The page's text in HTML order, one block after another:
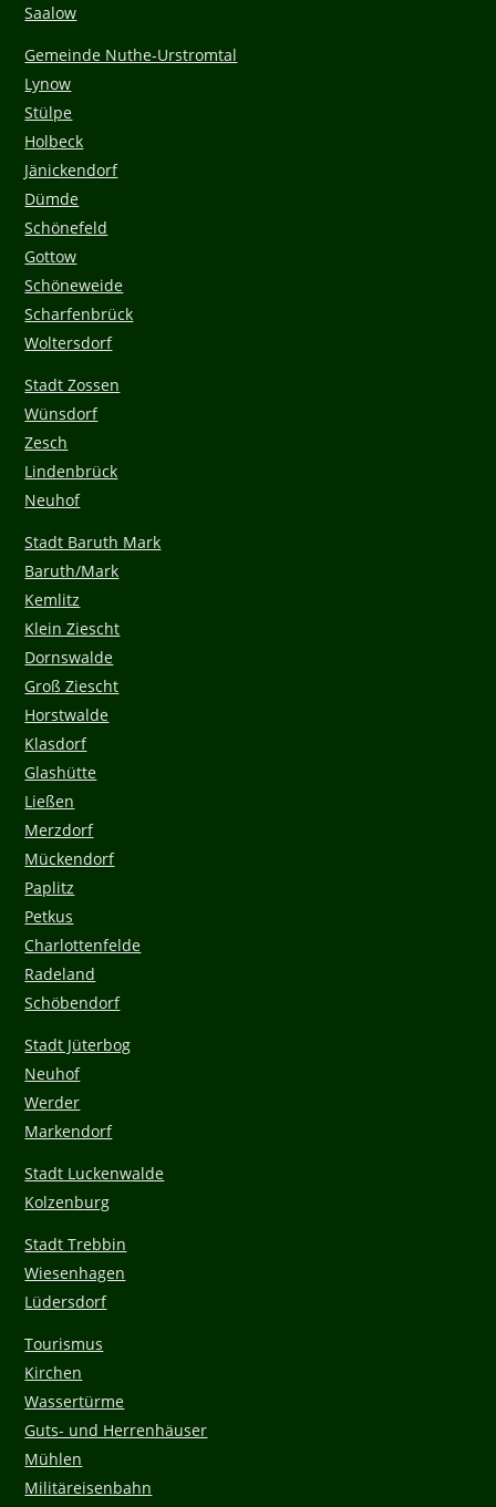
Saalow
Gemeinde Nuthe-Urstromtal
Lynow
Stülpe
Holbeck
Jänickendorf
Dümde
Schönefeld
Gottow
Schöneweide
Scharfenbrück
Woltersdorf
Stadt Zossen
Wünsdorf
Zesch
Lindenbrück
Neuhof
Stadt Baruth Mark
Baruth/Mark
Kemlitz
Klein Ziescht
Dornswalde
Groß Ziescht
Horstwalde
Klasdorf
Glashütte
Ließen
Merzdorf
Mückendorf
Paplitz
Petkus
Charlottenfelde
Radeland
Schöbendorf
Stadt Jüterbog
Neuhof
Werder
Markendorf
Stadt Luckenwalde
Kolzenburg
Stadt Trebbin
Wiesenhagen
Lüdersdorf
Tourismus
Kirchen
Wassertürme
Guts- und Herrenhäuser
Mühlen
Militäreisenbahn